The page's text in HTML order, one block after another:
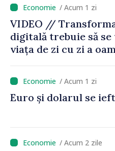
/ Acum 1 zi
VIDEO //
digitală trebuie să se
viața de zi cu zi a
funcționează
premierul Vasile
vizită la AGE
/ Acum 1 zi
Euro și dolarul se
/ Acum 2 zile